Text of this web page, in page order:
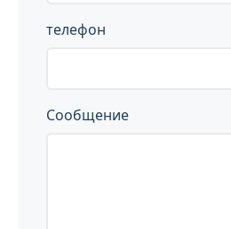
телефон
Сообщение